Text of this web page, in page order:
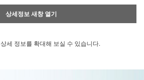
상세정보 새창 열기
상세 정보를 확대해 보실 수 있습니다.